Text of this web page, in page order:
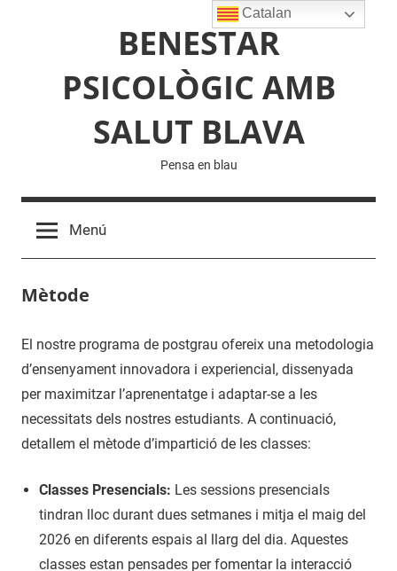
BENESTAR
PSICOLÒGIC AMB
SALUT BLAVA
Pensa en blau
Menú
Mètode
El nostre programa de postgrau ofereix una metodologia
d’ensenyament innovadora i experiencial, dissenyada
per maximitzar l’aprenentatge i adaptar-se a les
necessitats dels nostres estudiants. A continuació,
detallem el mètode d’impartició de les classes:
Classes Presencials: Les sessions presencials
tindran lloc durant dues setmanes i mitja el maig del
2026 en diferents espais al llarg del dia. Aquestes
classes estan pensades per fomentar la interacció
Catalan